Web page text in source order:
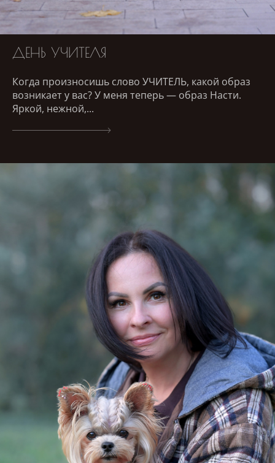
ДЕНЬ УЧИТЕЛЯ
Когда произносишь слово УЧИТЕЛЬ, какой образ
возникает у вас? У меня теперь — образ Насти.
Яркой, нежной,...